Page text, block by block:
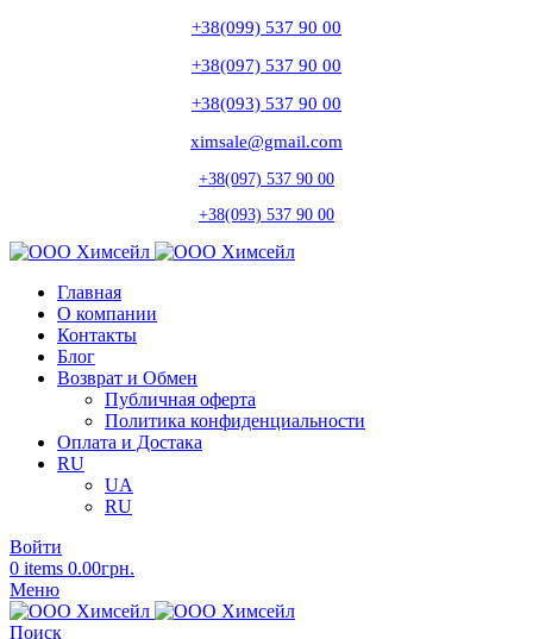
+38(099) 537 90 00
+38(097) 537 90 00
+38(093) 537 90 00
ximsale@gmail.com
+38(097) 537 90 00
+38(093) 537 90 00
Главная
О компании
Контакты
Блог
Возврат и Обмен
Публичная оферта
Политика конфиденциальности
Оплата и Достака
RU
UA
RU
Войти
0 items 0.00грн.
Меню
Поиск